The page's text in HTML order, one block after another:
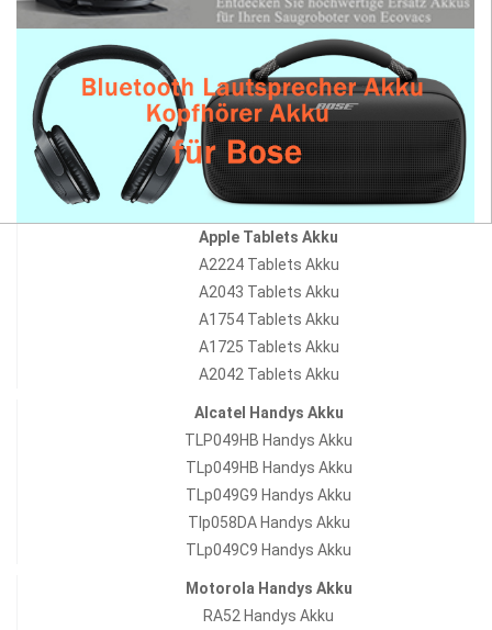
Apple Tablets Akku
A2224 Tablets Akku
A2043 Tablets Akku
A1754 Tablets Akku
A1725 Tablets Akku
A2042 Tablets Akku
Alcatel Handys Akku
TLP049HB Handys Akku
TLp049HB Handys Akku
TLp049G9 Handys Akku
Tlp058DA Handys Akku
TLp049C9 Handys Akku
Motorola Handys Akku
RA52 Handys Akku